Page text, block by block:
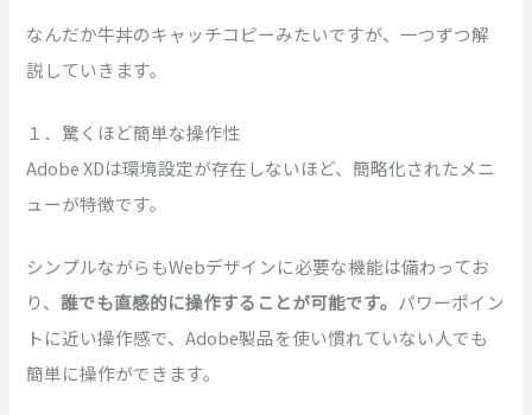
なんだか牛丼のキャッチコピーみたいですが、一つずつ解
説していきます。
１．驚くほど簡単な操作性
Adobe XDは環境設定が存在しないほど、簡略化されたメニ
ューが特徴です。
シンプルながらもWebデザインに必要な機能は備わってお
り、誰でも直感的に操作することが可能です。 パワーポイン
トに近い操作感で、Adobe製品を使い慣れていない人でも
簡単に操作ができます。